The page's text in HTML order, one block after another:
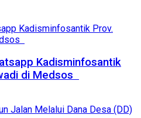
Kadisminfosantik
di Medsos